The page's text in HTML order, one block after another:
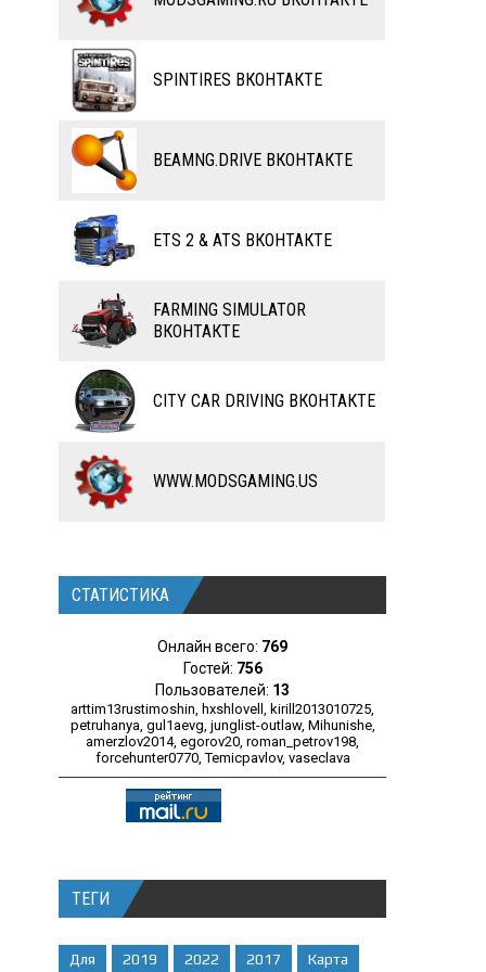
ВЕЛОСИПЕДЫ
ТАНКИ
ПОЕЗДА
ВОДНЫЙ ТРАНСПОРТ
САМОЛЕТЫ
RC ТРАНСПОРТ
КАРТЫ
ЧИТЫ
ПРОГРАММЫ
РАЗНОЕ
ТЮНИНГ
КАРТЫ SPINTIRES ВКОНТАКТЕ
BEAMNG.DRIVE ВКОНТАКТЕ
ETS 2 & ATS ВКОНТАКТЕ
FARMING SIMULATOR
ВКОНТАКТЕ
CITY CAR DRIVING ВКОНТАКТЕ
WWW.MODSGAMING.US
СТАТИСТИКА
Онлайн всего: 769
Гостей: 756
Пользователей: 13
arttim13rustimoshin, hxshlovell, kirill2013010725,
petruhanya, gul1aevg, junglist-outlaw, Mihunishe,
amerzlov2014,egorov20,roman_petrov198,
forcehunter0770,Temicpavlov, vaseclava
ТЕГИ
Для 2019 2022 2017 Карта